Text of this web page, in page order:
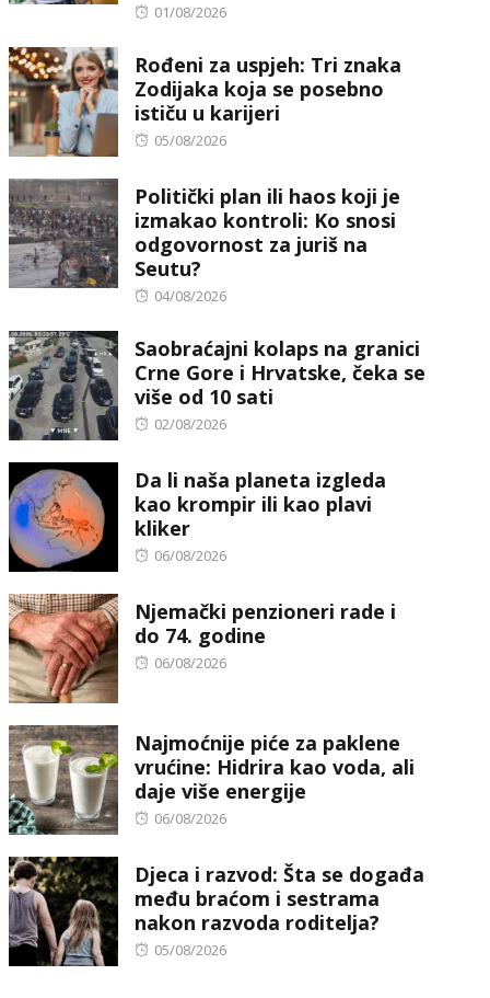
Posted
01/08/2026
Rođeni za uspjeh: Tri znaka
Zodijaka koja se posebno
ističu u karijeri
Posted
05/08/2026
Politički plan ili haos koji je
izmakao kontroli: Ko snosi
odgovornost za juriš na
Seutu?
Posted
04/08/2026
Saobraćajni kolaps na granici
Crne Gore i Hrvatske, čeka se
više od 10 sati
Posted
02/08/2026
Da li naša planeta izgleda
kao krompir ili kao plavi
kliker
Posted
06/08/2026
Njemački penzioneri rade i
do 74. godine
Posted
06/08/2026
Najmoćnije piće za paklene
vrućine: Hidrira kao voda, ali
daje više energije
Posted
06/08/2026
Djeca i razvod: Šta se događa
među braćom i sestrama
nakon razvoda roditelja?
Posted
05/08/2026